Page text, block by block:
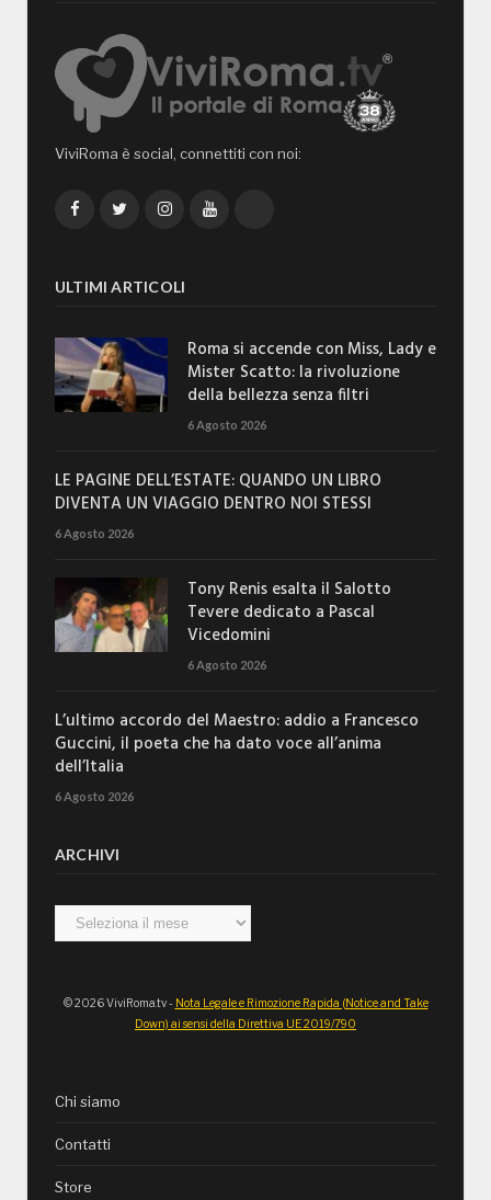
ViviRoma è social, connettiti con noi:
FacebookTwitterInstagramYouTube
ULTIMI ARTICOLI
Roma si accende con Miss, Lady e
Mister Scatto: la rivoluzione
della bellezza senza filtri
6 Agosto 2026
LE PAGINE DELL’ESTATE: QUANDO UN LIBRO
DIVENTA UN VIAGGIO DENTRO NOI STESSI
6 Agosto 2026
Tony Renis esalta il Salotto
Tevere dedicato a Pascal
Vicedomini
6 Agosto 2026
L’ultimo accordo del Maestro: addio a Francesco
Guccini, il poeta che ha dato voce all’anima
dell’Italia
6 Agosto 2026
ARCHIVI
Archivi
© 2026 ViviRoma.tv - Nota Legale e Rimozione Rapida (Notice and Take
Down) ai sensi della Direttiva UE 2019/790
Chi siamo
Contatti
Store